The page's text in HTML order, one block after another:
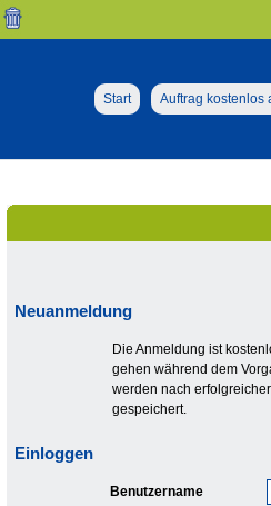
Start Auftrag kostenlos
Neuanmeldung
Die Anmeldung ist
gehen während dem
werden nach
gespeichert.
Einloggen
Benutzername